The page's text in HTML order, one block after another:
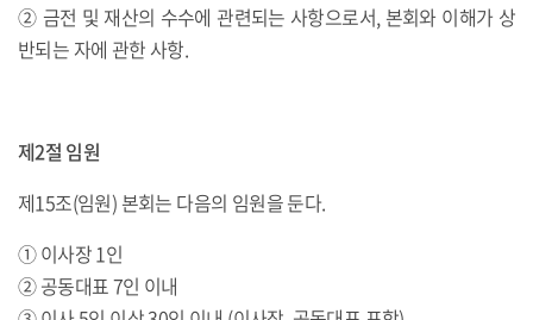
② 금전 및 재산의 수수에 관련되는 사항으로서, 본회와 이해가 상
반되는 자에 관한 사항.
제2절 임원
제15조(임원) 본회는 다음의 임원을 둔다.
① 이사장 1인
② 공동대표 7인 이내